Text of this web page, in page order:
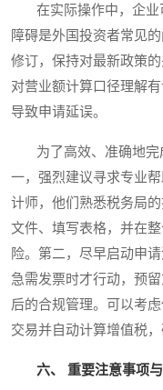
在实际操作中，企业
障碍是外国投资者常见
修订，保持对最新政策
对营业额计算口径理解
导致申请延误。
为了高效、准确地完
一，强烈建议寻求专业
计师，他们熟悉税务局
文件、填写表格，并在
险。第二，尽早启动申
急需发票时才行动，预
后的合规管理。可以考
交易并自动计算增值税
六、 重要注意事项